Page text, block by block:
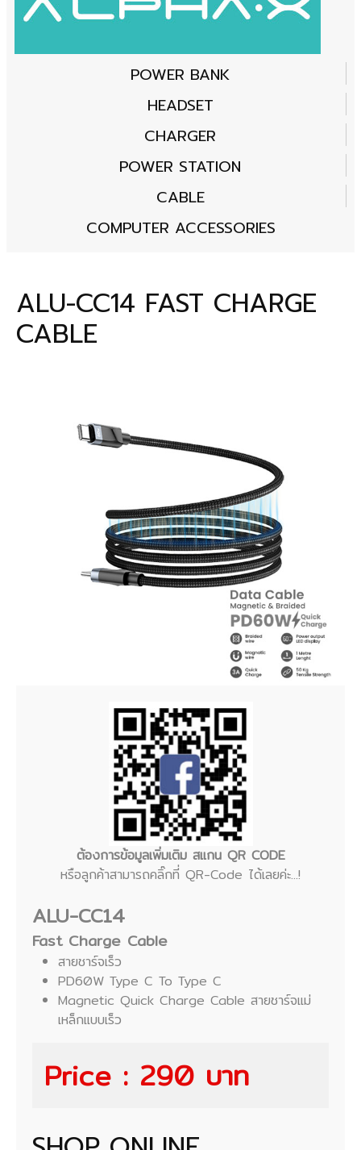
POWER BANK
HEADSET
CHARGER
POWER STATION
CABLE
COMPUTER ACCESSORIES
ALU-CC14 FAST CHARGE
CABLE
ต้องการข้อมูลเพิ่มเติม สแกน QR CODE
หรือลูกค้าสามารถคลิ๊กที่ QR-Code ได้เลยค่ะ...!
ALU-CC14
Fast Charge Cable
สายชาร์จเร็ว
PD60W Type C To Type C
Magnetic Quick Charge Cable สายชาร์จแม่
เหล็กแบบเร็ว
Price : 290 บาท